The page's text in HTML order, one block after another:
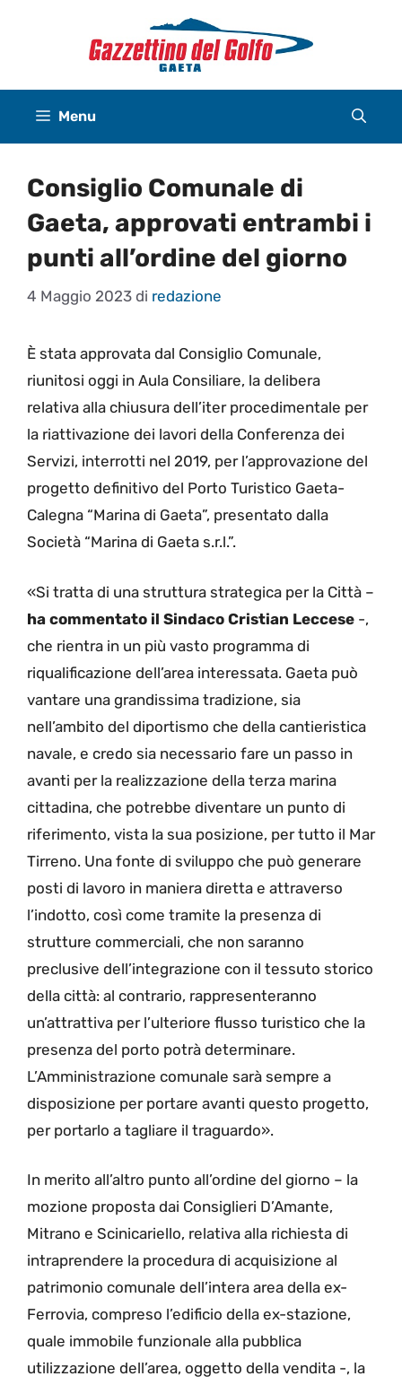
Menu
Consiglio Comunale di
Gaeta, approvati entrambi i
punti all’ordine del giorno
4 Maggio 2023 di redazione
È stata approvata dal Consiglio Comunale,
riunitosi oggi in Aula Consiliare, la delibera
relativa alla chiusura dell’iter procedimentale per
la riattivazione dei lavori della Conferenza dei
Servizi, interrotti nel 2019, per l’approvazione del
progetto definitivo del Porto Turistico Gaeta-
Calegna “Marina di Gaeta”, presentato dalla
Società “Marina di Gaeta s.r.l.”.
«Si tratta di una struttura strategica per la Città –
ha commentato il Sindaco Cristian Leccese -,
che rientra in un più vasto programma di
riqualificazione dell’area interessata. Gaeta può
vantare una grandissima tradizione, sia
nell’ambito del diportismo che della cantieristica
navale, e credo sia necessario fare un passo in
avanti per la realizzazione della terza marina
cittadina, che potrebbe diventare un punto di
riferimento, vista la sua posizione, per tutto il Mar
Tirreno. Una fonte di sviluppo che può generare
posti di lavoro in maniera diretta e attraverso
l’indotto, così come tramite la presenza di
strutture commerciali, che non saranno
preclusive dell’integrazione con il tessuto storico
della città: al contrario, rappresenteranno
un’attrattiva per l’ulteriore flusso turistico che la
presenza del porto potrà determinare.
L’Amministrazione comunale sarà sempre a
disposizione per portare avanti questo progetto,
per portarlo a tagliare il traguardo».
In merito all’altro punto all’ordine del giorno – la
mozione proposta dai Consiglieri D’Amante,
Mitrano e Scinicariello, relativa alla richiesta di
intraprendere la procedura di acquisizione al
patrimonio comunale dell’intera area della ex-
Ferrovia, compreso l’edificio della ex-stazione,
quale immobile funzionale alla pubblica
utilizzazione dell’area, oggetto della vendita -, la